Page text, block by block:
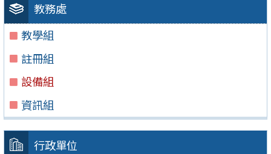
教務處
教學組
註冊組
設備組
資訊組
行政單位